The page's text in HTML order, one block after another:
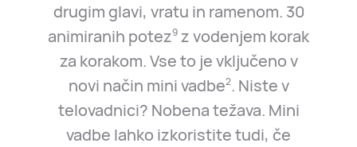
drugim glavi, vratu in ramenom. 30
animiranih potez9 z vodenjem korak
za korakom. Vse to je vključeno v
novi način mini vadbe2. Niste v
telovadnici? Nobena težava. Mini
vadbe lahko izkoristite tudi, če